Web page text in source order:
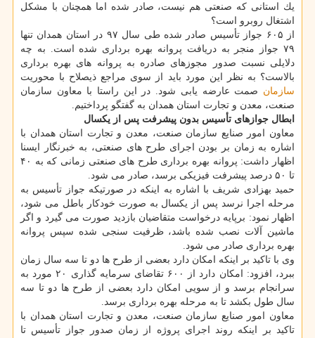
یك استانی كه صنعتی هم نیست، صادر شده اما همچنان با مشكل
اشتغال روبرو است؟
از ۶۰۵ جواز تأسیس صادر شده طی سال ۹۷ در استان همدان تنها
۷۹ جواز منجر به دریافت پروانه بهره برداری شده است. به چه
دلایلی نسبت صدور مجوزهای صادره به پروانه های بهره برداری
بالاست؟ به نظر این مورد باید از سوی مراجع ذیصلاح با محوریت
سازمان صمت عارضه یابی شود. در این راستا با معاون سازمان
صنعت، معدن و تجارت استان همدان به گفتگو پرداختیم.
ابطال جوازهای تأسیس بدون پیشرفت پس از یكسال
معاون امور صنایع سازمان صنعت، معدن و تجارت استان همدان با
اشاره به زمان بر بودن اجرای طرح های صنعتی، به خبرنگار ایسنا
اظهار داشت: پروانه بهره برداری طرح های صنعتی زمانی كه به ۴۰
تا ۵۰ درصد پیشرفت فیزیكی برسد، صادر می شود.
حمید بهزادی شریف با اشاره به اینكه در صورتیكه جواز تأسیس به
مرحله اجرا نرسد پس از یكسال به صورت خودكار باطل می شود،
اظهار نمود: برپایه درخواست متقاضیان بازدید صورت می گیرد و اگر
ماشین آلات نصب شده باشد، ظرفیت سنجی شده سپس پروانه
بهره برداری صادر می شود.
وی با تاكید بر اینكه امكان دارد بعضی از طرح ها دو تا سه سال زمان
ببرد، افزود: امكان دارد از ۶۰۰ تقاضای سرمایه گذاری ۲۰ مورد به
سرانجام برسد و از سویی امكان دارد بعضی از طرح ها دو تا سه
سال طول بكشد تا به مرحله بهره برداری برسد.
معاون امور صنایع سازمان صنعت، معدن و تجارت استان همدان با
تاكید بر اینكه روند اجرای پروژه از زمان صدور جواز تأسیس تا